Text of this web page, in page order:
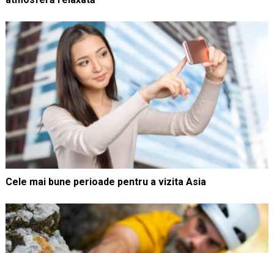
Cele mai bune perioade pentru a vizita Asia